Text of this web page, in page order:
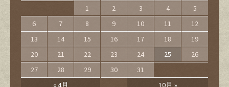
« 4月 10月 »
1 2 3 4
5
6
7 8 9 10 11
12
13
14 15 16 17 18
19
20
21 22 23 24 25
26
27
28 29 30 31